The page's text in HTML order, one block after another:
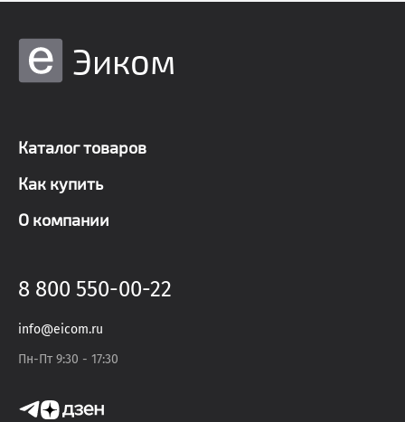
Эиком
Каталог товаров
Как купить
О компании
8 800 550-00-22
info@eicom.ru
Пн-Пт 9:30 - 17:30